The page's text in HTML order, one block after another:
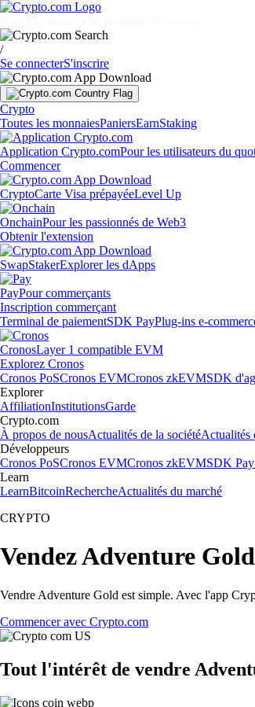
/
Se connecterS'inscrire
Crypto
Toutes les monnaiesPaniersEarnStaking
Application Crypto.comPour les utilisateurs du
Commencer
CryptoCarte Visa prépayéeLevel Up
OnchainPour les passionnés de Web3
Obtenir l'extension
SwapStakerExplorer les dApps
PayPour commerçants
Inscription commerçant
Terminal de paiementSDK PayPlug-ins e-
CronosLayer 1 compatible EVM
Explorez Cronos
Cronos PoSCronos EVMCronos zkEVMSDK
Explorer
AffiliationInstitutionsGarde
Crypto.com
À propos de nousActualités de la sociétéActualités
Développeurs
Cronos PoSCronos EVMCronos zkEVMSDK Pay
Learn
LearnBitcoinRechercheActualités du marché
CRYPTO
Vendez Adventure
Vendre Adventure Gold est simple. Avec l'app
Commencer avec Crypto.com
Tout l'intérêt de vendre